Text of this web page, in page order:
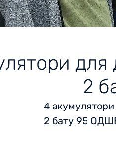
для
2
4
2 бату 95